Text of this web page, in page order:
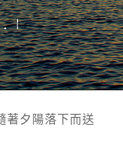
著夕陽落下而送